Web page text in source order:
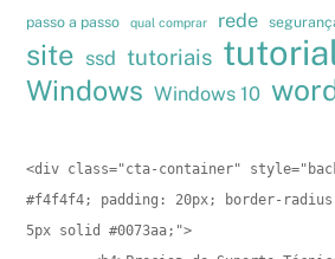
passo a passo
qual comprar rede
site ssd tutoriais
Windows Windows 10
<div class="cta-container"
#f4f4f4; padding: 20px; border-
5px solid #0073aa;">